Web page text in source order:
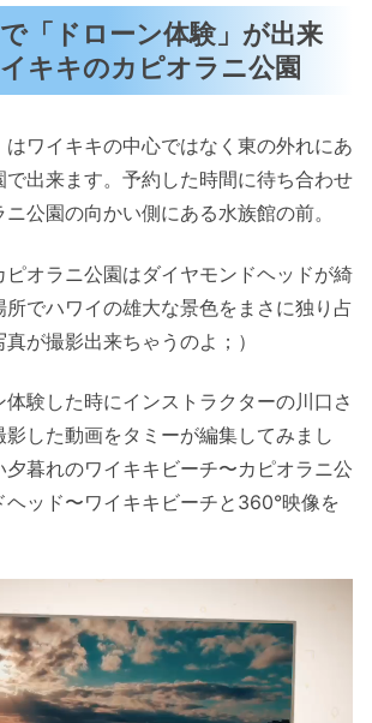
「ドローン体験」が出来
キキのカピオラニ公園
はワイキキの中心ではなく東の外れにあ
で出来ます。予約した時間に待ち合わせ
公園の向かい側にある水族館の前。
ピオラニ公園はダイヤモンドヘッドが綺
所でハワイの雄大な景色をまさに独り占
が撮影出来ちゃうのよ；）
体験した時にインストラクターの川口さ
した動画をタミーが編集してみまし
夕暮れのワイキキビーチ〜カピオラニ公
ヘッド〜ワイキキビーチと360°映像を